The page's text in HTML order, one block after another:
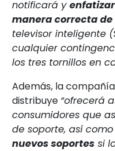
notificará y
manera correcta
televisor inteligente
cualquier
los tres tornillos en
Además, la
distribuye “ofrecerá
consumidores que
de soporte, así como
nuevos soportes si